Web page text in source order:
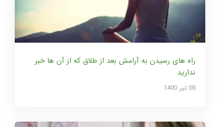
راه های رسیدن به آرامش بعد از طلاق که از آن ها خبر
ندارید
08 تير 1400